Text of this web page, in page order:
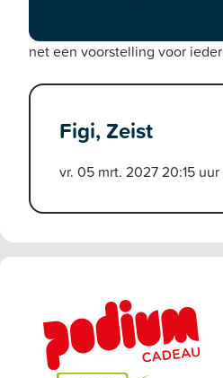
dankbaar zijn dat Micha
net een voorstelling voor
Figi, Zeist
vr. 05 mrt. 2027 20:15 uur